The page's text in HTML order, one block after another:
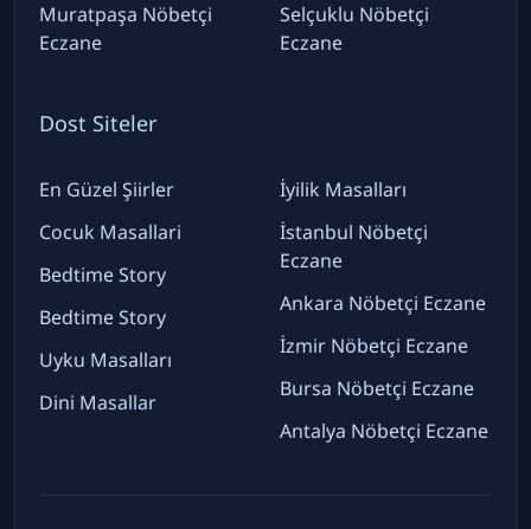
Muratpaşa Nöbetçi
Eczane
Selçuklu Nöbetçi
Eczane
Dost Siteler
En Güzel Şiirler
Cocuk Masallari
Bedtime Story
Bedtime Story
Uyku Masalları
Dini Masallar
İyilik Masalları
İstanbul Nöbetçi
Eczane
Ankara Nöbetçi Eczane
İzmir Nöbetçi Eczane
Bursa Nöbetçi Eczane
Antalya Nöbetçi Eczane